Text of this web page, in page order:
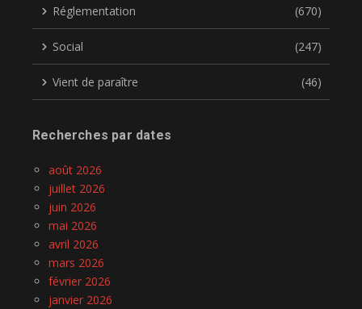
Réglementation (670)
Social (247)
Vient de paraître (46)
Recherches par dates
août 2026
juillet 2026
juin 2026
mai 2026
avril 2026
mars 2026
février 2026
janvier 2026